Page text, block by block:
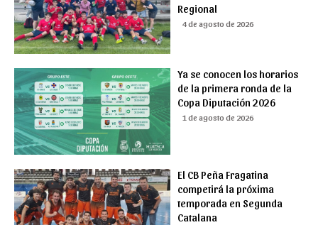
Regional
4 de agosto de 2026
Ya se conocen los horarios
de la primera ronda de la
Copa Diputación 2026
1 de agosto de 2026
El CB Peña Fragatina
competirá la próxima
temporada en Segunda
Catalana